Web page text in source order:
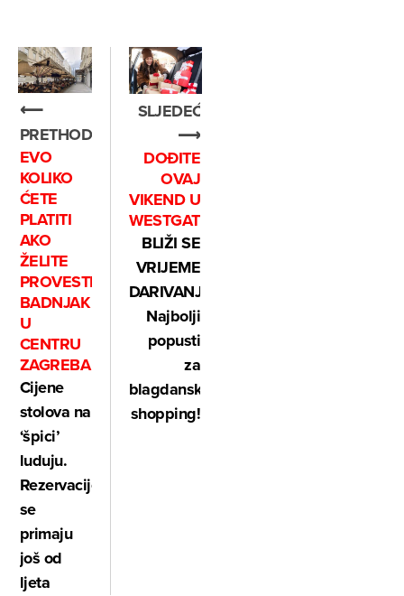
⟵
PRETHODNO
EVO
KOLIKO
ĆETE
PLATITI
AKO
ŽELITE
PROVESTI
BADNJAK
U
CENTRU
ZAGREBA
Cijene
stolova na
‘špici’
luduju.
Rezervacije
se
primaju
još od
ljeta
SLJEDEĆE
⟶
DOĐITE
OVAJ
VIKEND U
WESTGATE
BLIŽI SE
VRIJEME
DARIVANJA:
Najbolji
popusti
za
blagdanski
shopping!